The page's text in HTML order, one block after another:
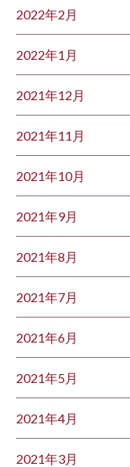
2022年2月
2022年1月
2021年12月
2021年11月
2021年10月
2021年9月
2021年8月
2021年7月
2021年6月
2021年5月
2021年4月
2021年3月